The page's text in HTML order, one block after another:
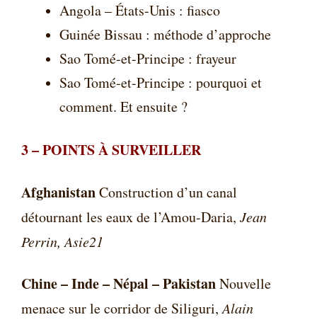
Angola – États-Unis : fiasco
Guinée Bissau : méthode d’approche
Sao Tomé-et-Principe : frayeur
Sao Tomé-et-Principe : pourquoi et
comment. Et ensuite ?
3 –POINTS À SURVEILLER
AfghanistanConstruction d’un canal
détournant les eaux de l’Amou-Daria, Jean
Perrin, Asie21
Chine – Inde – Népal – PakistanNouvelle
menace sur le corridor de Siliguri,Alain